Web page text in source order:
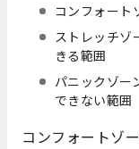
コンフォート
ストレッチゾ
きる範囲
パニックゾー
できない範囲
コンフォートゾ